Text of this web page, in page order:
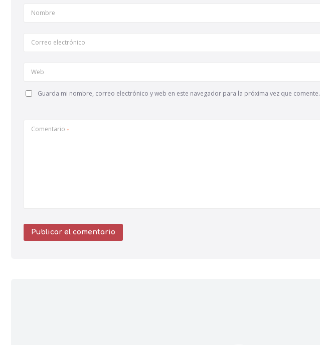
Nombre
Correo electrónico
Web
Guarda mi nombre, correo electrónico y web en este navegador para la próxima vez que comente.
Comentario *